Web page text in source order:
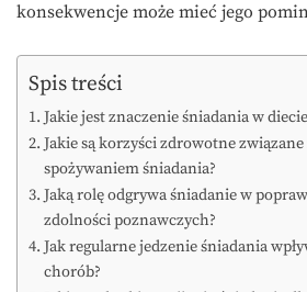
konsekwencje może mieć jego
Spis treści
Jakie jest znaczenie śniadania w
Jakie są korzyści zdrowotne
spożywaniem śniadania?
Jaką rolę odgrywa śniadanie w
zdolności poznawczych?
Jak regularne jedzenie śniadania
chorób?